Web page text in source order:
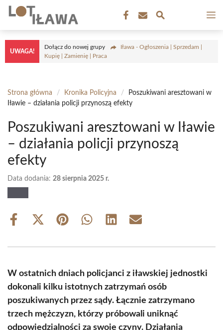
Przejdź
treści
UWAGA!
Dołącz do nowej grupy
Iława - Ogłoszenia | Sprzedam |
Kupię | Zamienię | Praca
Strona główna / Kronika Policyjna /
Poszukiwani aresztowani w
Iławie – działania policji przynoszą efekty
Poszukiwani aresztowani w Iławie
– działania policji przynoszą
efekty
Data dodania: 28 sierpnia 2025 r.
Share
Share
(Twitter)
Share Share Share Share
W ostatnich dniach policjanci z iławskiej jednostki
dokonali kilku istotnych zatrzymań osób
poszukiwanych przez sądy. Łącznie zatrzymano
trzech mężczyzn, którzy próbowali uniknąć
odpowiedzialności za swoje czyny. Działania